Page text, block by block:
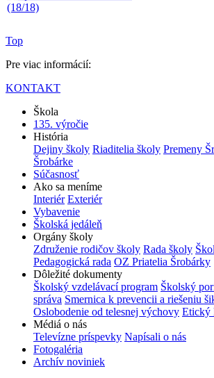
Top
Pre viac informácií:
KONTAKT
Škola
135. výročie
História
Dejiny školy Riaditelia školy Premeny
Šrobárke
Súčasnosť
Ako sa meníme
Interiér Exteriér
Vybavenie
Školská jedáleň
Orgány školy
Združenie rodičov školy Rada školy
Pedagogická rada OZ Priatelia Šrobárky
Dôležité dokumenty
Školský vzdelávací program Školský
správa Smernica k prevencii a riešeniu
Oslobodenie od telesnej výchovy Etický
Médiá o nás
Televízne príspevky Napísali o nás
Fotogaléria
Archív noviniek